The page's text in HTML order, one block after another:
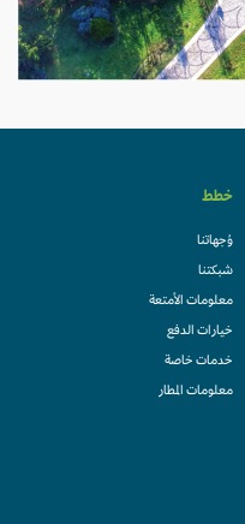
خطط
وُجهاتنا
شبكتنا
معلومات الأمتعة
خيارات الدفع
خدمات خاصة
معلومات المطار